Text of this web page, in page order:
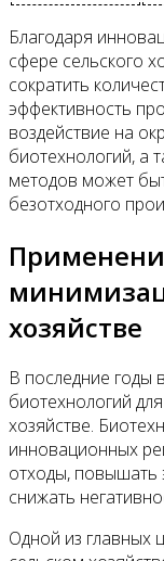
Благодаря
сфере сельского
сократить
эффективность
воздействие на
биотехнологий, а
методов может
безотходного
хозяйстве
В последние годы
биотехнологий
хозяйстве.
инновационных
отходы, повышать
снижать
Одной из главных